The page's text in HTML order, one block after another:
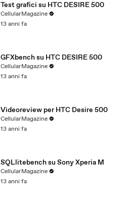
Test grafici su HTC DESIRE 500
CellularMagazine
13 anni fa
GFXbench su HTC DESIRE 500
CellularMagazine
13 anni fa
Videoreview per HTC Desire 500
CellularMagazine
13 anni fa
SQLlitebench su Sony Xperia M
CellularMagazine
13 anni fa